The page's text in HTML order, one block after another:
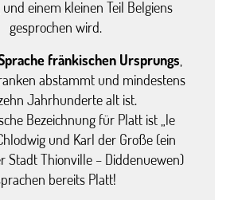
einem kleinen Teil Belgiens
gesprochen wird.
fränkischen Ursprungs
abstammt und mindestens
Jahrhunderte alt ist.
Bezeichnung für Platt ist „le
und Karl der Große (ein
Stadt Thionville – Diddenuewen)
bereits Platt!